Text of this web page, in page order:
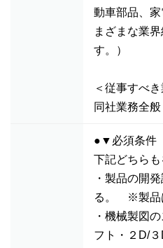
動車部品、
まざまな業
す。）
＜従事すべ
同社業務全般
●▼必須条件
下記どちらも
・製品の開
る。 ※製品
・機械製図
フト・２D/３